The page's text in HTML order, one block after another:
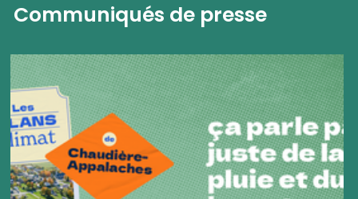
Communiqués de presse